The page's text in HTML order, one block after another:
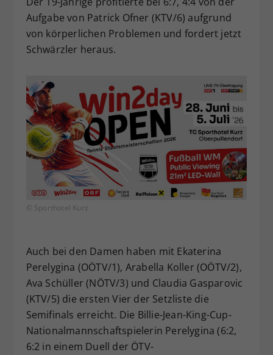
Aufgabe von Patrick Ofner (KTV/6) aufgrund
von körperlichen Problemen und fordert jetzt
Schwärzler heraus.
© Sporthotel Kurz
Auch bei den Damen haben mit Ekaterina
Perelygina (OÖTV/1), Arabella Koller (OÖTV/2),
Ava Schüller (NÖTV/3) und Claudia Gasparovic
(KTV/5) die ersten Vier der Setzliste die
Semifinals erreicht. Die Billie-Jean-King-Cup-
Nationalmannschaftspielerin Perelygina (6:2,
6:2 in einem Duell der ÖTV-